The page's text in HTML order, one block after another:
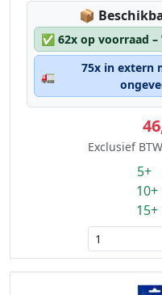
📦
✅ 62x op voorraad
🚛
75x in extern
Exclusief
5+